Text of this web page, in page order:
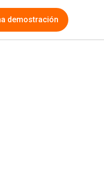
demostración